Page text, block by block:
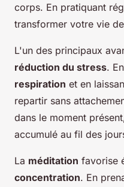
corps. En pratiquant
transformer votre vie
L'un des principaux
réduction du stress.
respiration et en
repartir sans
dans le moment
accumulé au fil des
La méditation favorise
concentration. En